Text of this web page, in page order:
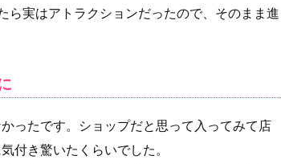
ら実はアトラクションだったので、そのまま進
ったです。ショップだと思って入ってみて店
付き驚いたくらいでした。